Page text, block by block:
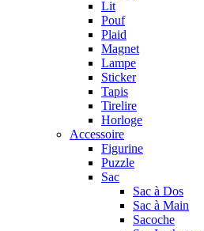
Lit
Pouf
Plaid
Magnet
Lampe
Sticker
Tapis
Tirelire
Horloge
Accessoire
Figurine
Puzzle
Sac
Sac à Dos
Sac à Main
Sacoche